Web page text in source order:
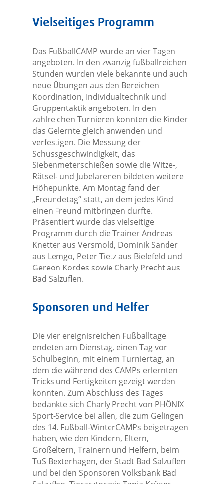
Vielseitiges Programm
Das FußballCAMP wurde an vier Tagen
angeboten. In den zwanzig fußballreichen
Stunden wurden viele bekannte und auch
neue Übungen aus den Bereichen
Koordination, Individualtechnik und
Gruppentaktik angeboten. In den
zahlreichen Turnieren konnten die Kinder
das Gelernte gleich anwenden und
verfestigen. Die Messung der
Schussgeschwindigkeit, das
Siebenmeterschießen sowie die Witze-,
Rätsel- und Jubelarenen bildeten weitere
Höhepunkte. Am Montag fand der
„Freundetag“ statt, an dem jedes Kind
einen Freund mitbringen durfte.
Präsentiert wurde das vielseitige
Programm durch die Trainer Andreas
Knetter aus Versmold, Dominik Sander
aus Lemgo, Peter Tietz aus Bielefeld und
Gereon Kordes sowie Charly Precht aus
Bad Salzuflen.
Sponsoren und Helfer
Die vier ereignisreichen Fußballtage
endeten am Dienstag, einen Tag vor
Schulbeginn, mit einem Turniertag, an
dem die während des CAMPs erlernten
Tricks und Fertigkeiten gezeigt werden
konnten. Zum Abschluss des Tages
bedankte sich Charly Precht von PHÖNIX
Sport-Service bei allen, die zum Gelingen
des 14. Fußball-WinterCAMPs beigetragen
haben, wie den Kindern, Eltern,
Großeltern, Trainern und Helfern, beim
TuS Bexterhagen, der Stadt Bad Salzuflen
und bei den Sponsoren Volksbank Bad